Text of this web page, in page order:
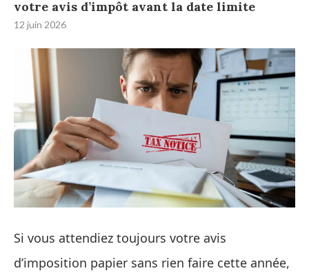
votre avis d’impôt avant la date limite
12 juin 2026
Si vous attendiez toujours votre avis
d’imposition papier sans rien faire cette année,